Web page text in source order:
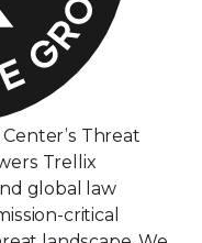
Threat
Trellix
global law
critical